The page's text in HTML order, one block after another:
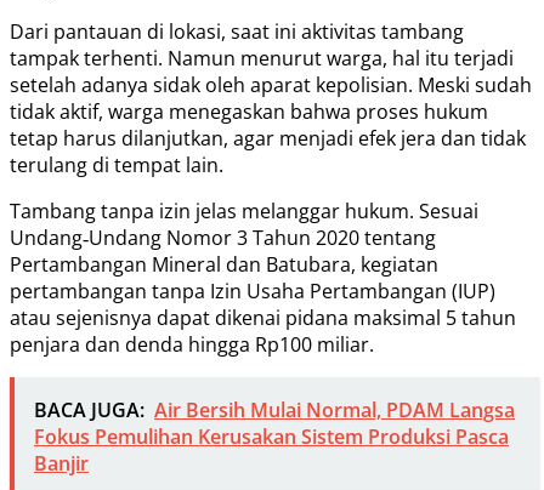
Dari pantauan di lokasi, saat ini aktivitas tambang
tampak terhenti. Namun menurut warga, hal itu terjadi
setelah adanya sidak oleh aparat kepolisian. Meski sudah
tidak aktif, warga menegaskan bahwa proses hukum
tetap harus dilanjutkan, agar menjadi efek jera dan tidak
terulang di tempat lain.
Tambang tanpa izin jelas melanggar hukum. Sesuai
Undang‑Undang Nomor 3 Tahun 2020 tentang
Pertambangan Mineral dan Batubara, kegiatan
pertambangan tanpa Izin Usaha Pertambangan (IUP)
atau sejenisnya dapat dikenai pidana maksimal 5 tahun
penjara dan denda hingga Rp100 miliar.
BACA JUGA: Air Bersih Mulai Normal, PDAM Langsa
Fokus Pemulihan Kerusakan Sistem Produksi Pasca
Banjir